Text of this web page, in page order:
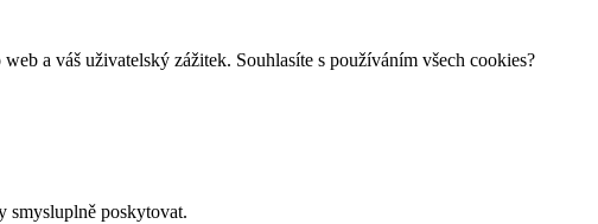
a váš uživatelský zážitek. Souhlasíte s používáním všech cookies?
smysluplně poskytovat.